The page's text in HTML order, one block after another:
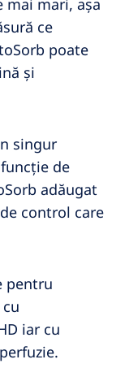
ce
poate
și
singur
de
adăugat
control care
pentru
iar cu